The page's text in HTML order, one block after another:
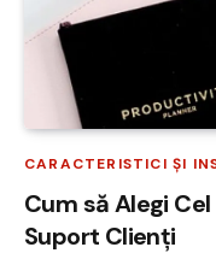
CARACTERISTICI ȘI
Cum să Alegi
Suport Clienți